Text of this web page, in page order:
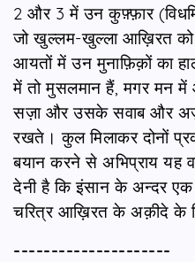
2 और 3 में उन कुफ़्फ़ार
जो खुल्लम-खुल्ला आख़िरत
आयतों में उन मुनाफ़िक़ों का
में तो मुसलमान हैं, मगर मन
सज़ा और उसके सवाब और
रखते। कुल मिलाकर दोनों
बयान करने से अभिप्राय यह
देनी है कि इंसान के अन्दर
चरित्र आख़िरत के अक़ीदे के
---------------------